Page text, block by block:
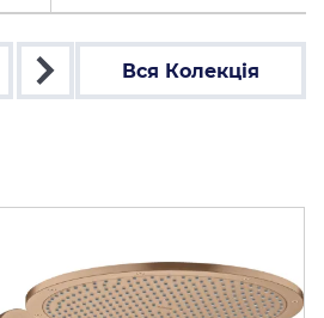
Вся Колекція